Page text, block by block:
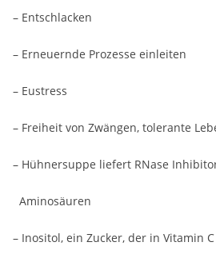
– Entschlacken
– Erneuernde Prozesse einleiten
– Eustress
– Freiheit von Zwängen, tolerante
– Hühnersuppe liefert RNase
Aminosäuren
– Inositol, ein Zucker, der in Vitamin